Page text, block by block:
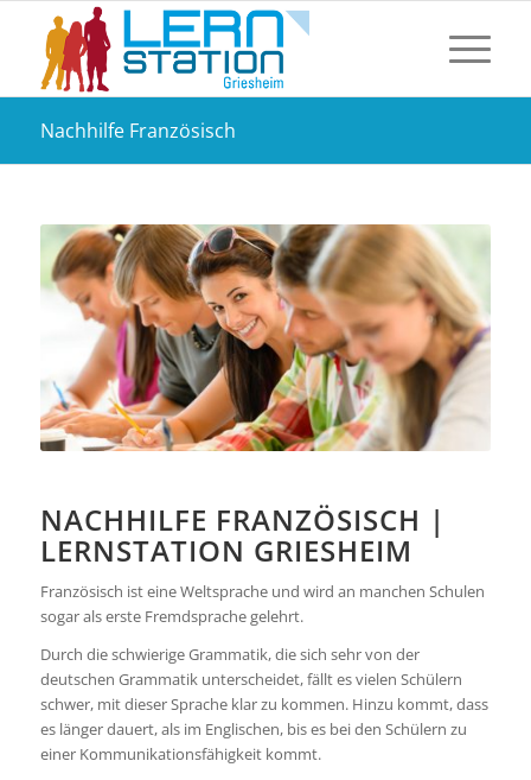
Nachhilfe Französisch
NACHHILFE FRANZÖSISCH |
LERNSTATION GRIESHEIM
Französisch ist eine Weltsprache und wird an manchen Schulen
sogar als erste Fremdsprache gelehrt.
Durch die schwierige Grammatik, die sich sehr von der
deutschen Grammatik unterscheidet, fällt es vielen Schülern
schwer, mit dieser Sprache klar zu kommen. Hinzu kommt, dass
es länger dauert, als im Englischen, bis es bei den Schülern zu
einer Kommunikationsfähigkeit kommt.